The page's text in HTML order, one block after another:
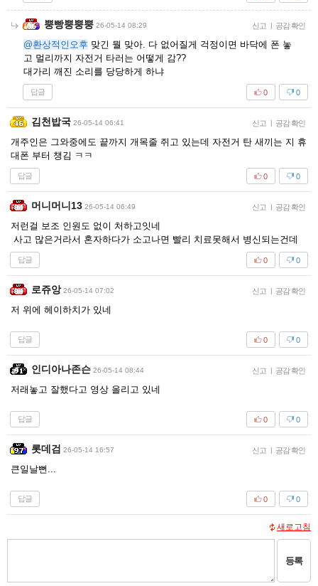
뿡빵뿡뿡뿡 26-05-14 08:29 신고 | 공감 확인
@환상적인오후 맞긴 뭘 맞아. 다 없어질게 걱정이면 바닥에 폰 놓
고 멀리까지 자전거 타러는 어떻게 감??
대가리 깨진 소리를 당당하게 하냐
답글 0
0
김천밥국 26-05-14 06:41 신고 | 공감 확인
개주인은 그와중에도 끝까지 개목줄 쥐고 있는데 자전거 탄 새끼는 지 휴
대폰 부터 챙김 ㅋㅋ
답글 0
0
머니머니13 26-05-14 06:49 신고 | 공감 확인
저런걸 보조 인원도 없이 처하고잇네
사고 많은거라서 혼자하다가 소고나면 빨리 치료못해서 병신되는건데
답글 0
0
로쥬앙 26-05-14 07:02 신고 | 공감 확인
저 위에 헤이하치가 있네
답글 0
0
인디아나존슨 26-05-14 08:44 신고 | 공감 확인
저래놓고 잘했다고 영상 올리고 있네
답글 0
0
롯데검 26-05-14 16:57 신고 | 공감 확인
큰일날뻔...
답글 0
0
새로고침
등록